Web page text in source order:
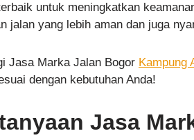
untuk meningkatkan
jalan yang lebih aman dan juga
Jasa Marka Jalan Bogor Kampung
dengan kebutuhan Anda!
Jasa